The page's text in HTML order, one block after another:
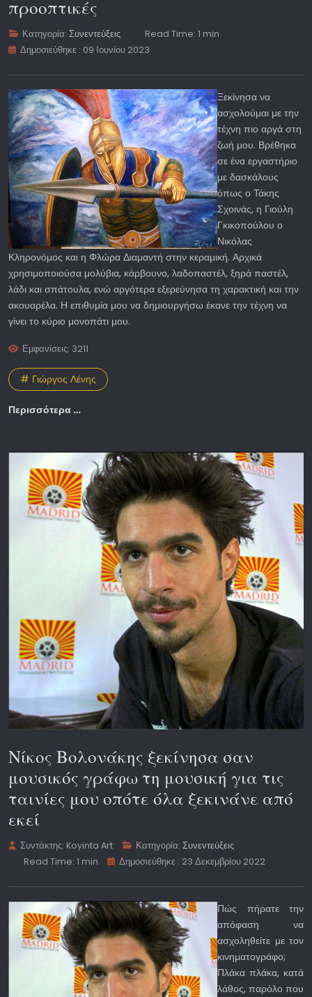
προοπτικές
Κατηγορία:Συνεντεύξεις
Read Time: 1 min
Δημοσιεύθηκε : 09 Ιουνίου 2023
Ξεκίνησα να
ασχολούμαι με την
τέχνη πιο αργά στη
ζωή μου. Βρέθηκα
σε ένα εργαστήριο
με δασκάλους
όπως ο Τάκης
Σχοινάς, η Γιούλη
Γκικοπούλου ο
Νικόλας
Κληρονόμος και η Φλώρα Διαμαντή στην κεραμική. Αρχικά
χρησιμοποιούσα μολύβια, κάρβουνο, λαδοπαστέλ, ξηρά παστέλ,
λάδι και σπάτουλα, ενώ αργότερα εξερεύνησα τη χαρακτική και την
ακουαρέλα. Η επιθυμία μου να δημιουργήσω έκανε την τέχνη να
γίνει το κύριο μονοπάτι μου.
Εμφανίσεις: 3211
# Γιώργος Λένης
Περισσότερα …
Νίκος Βολονάκης ξεκίνησα σαν
μουσικός γράφω τη μουσική για τις
ταινίες μου οπότε όλα ξεκινάνε από
εκεί
Συντάκτης: Koyinta Art Κατηγορία:Συνεντεύξεις
Read Time: 1 min
Δημοσιεύθηκε : 23 Δεκεμβρίου 2022
Πώς πήρατε την
απόφαση να
ασχοληθείτε με τον
κινηματογράφο;
Πλάκα πλάκα, κατά
λάθος, παρόλο που